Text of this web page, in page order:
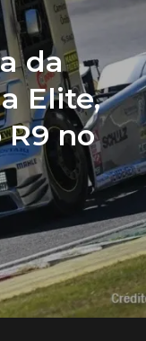
da
Elite,
no